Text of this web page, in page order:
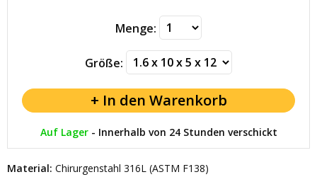
Menge:
Größe:
Auf Lager- Innerhalb von 24 Stunden verschickt
Material: Chirurgenstahl 316L (ASTM F138)